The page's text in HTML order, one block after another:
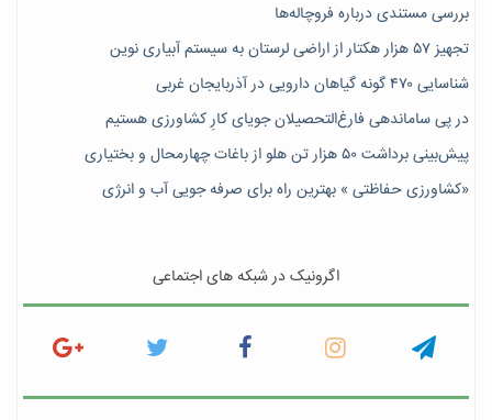
بررسی مستندی درباره فروچاله‌ها
تجهیز ۵۷ هزار هکتار از اراضی لرستان به سیستم آبیاری نوین
شناسایی ۴۷٠ گونه گیاهان دارویی در آذربایجان غربی
در پی ساماندهی فارغ‌التحصیلان جویای کارِ کشاورزی هستیم
پیش‎‌بینی برداشت ۵۰ هزار تن هلو از باغات چهارمحال و بختیاری
«کشاورزی حفاظتی » بهترین راه برای صرفه جویی آب و انرژی
اگرونیک در شبکه های اجتماعی